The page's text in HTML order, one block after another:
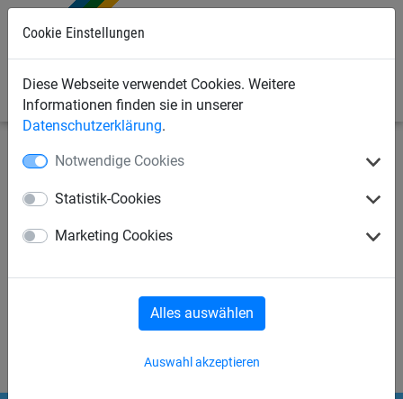
Cookie Einstellungen
Diese Webseite verwendet Cookies. Weitere
Informationen finden sie in unserer
Datenschutzerklärung.
Notwendige Cookies
Statistik-Cookies
Marketing Cookies
Auswahl akzeptieren
Alles auswählen
Mindermengen-Aufschlag
Netze unter 5 qm + 200 % je Einzelnetz,
Netze unter 10 qm + 35 % je Einzelnetz,
Netze unter 20 qm + 20 % je Einzelnetz.